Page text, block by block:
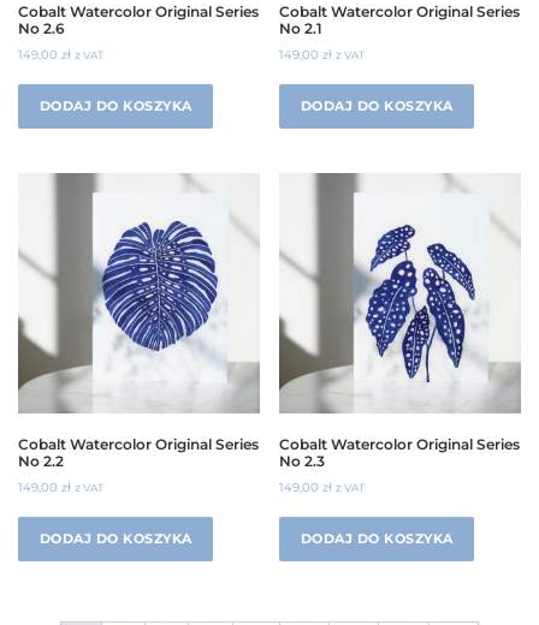
Cobalt Watercolor Original Series
No 2.6
149,00 zł z VAT
DODAJ DO KOSZYKA
Cobalt Watercolor Original Series
No 2.1
149,00zł z VAT
DODAJ DO KOSZYKA
Cobalt Watercolor Original Series
No 2.2
149,00 zł z VAT
DODAJ DO KOSZYKA
Cobalt Watercolor Original Series
No 2.3
149,00zł z VAT
DODAJ DO KOSZYKA